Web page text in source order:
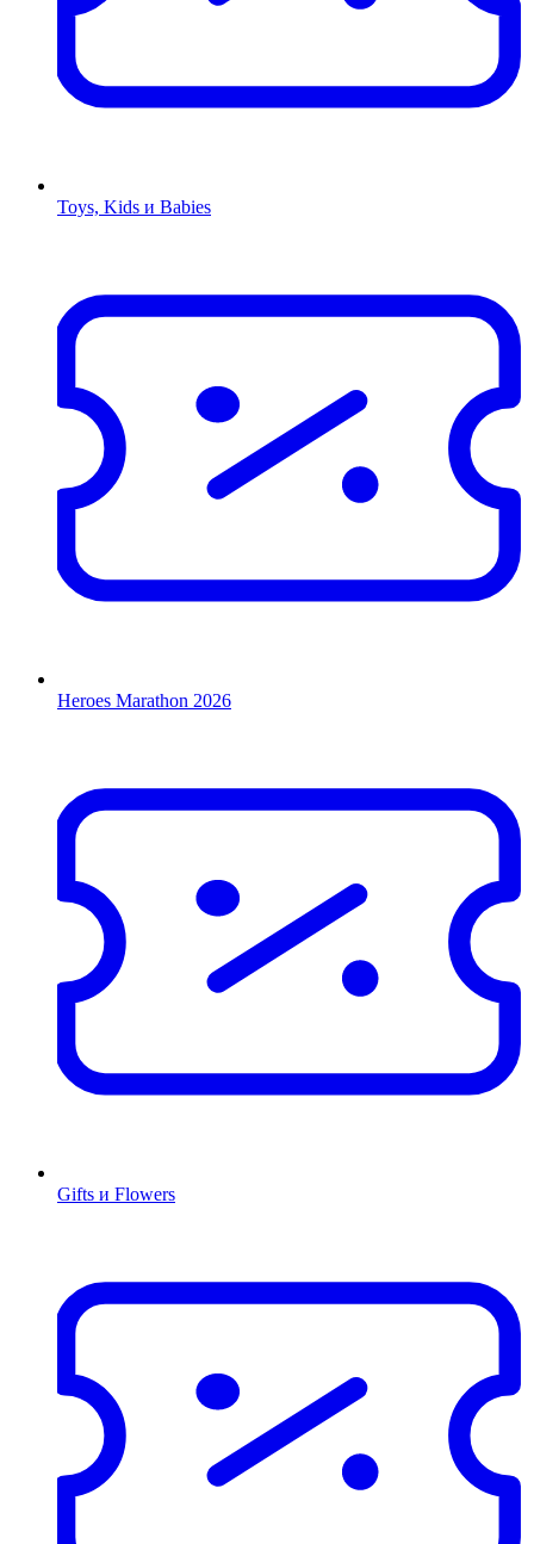
Toys, Kids и Babies
Heroes Marathon 2026
Gifts и Flowers